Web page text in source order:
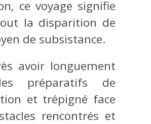
ce voyage signifie
la disparition de
de subsistance.
avoir longuement
préparatifs de
et trépigné face
rencontrés et